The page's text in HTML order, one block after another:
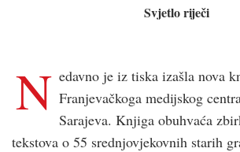
Svjetlo riječi
N edavno je iz tiska izašla nova
Franjevačkoga medijskog
Sarajeva. Knjiga obuhvaća
tekstova o 55 srednjovjekovnih starih